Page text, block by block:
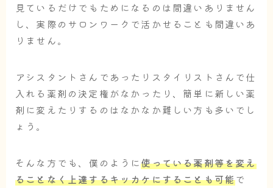
見ているだけでもためになるのは間違いありません
し、実際のサロンワークで活かせることも間違いあ
りません。
アシスタントさんであったりスタイリストさんで仕
入れる薬剤の決定権がなかったり、簡単に新しい薬
剤に変えたりするのはなかなか難しい方も多いでし
ょう。
そんな方でも、僕のように使っている薬剤等を変え
ることなく上達するキッカケにすることも可能で